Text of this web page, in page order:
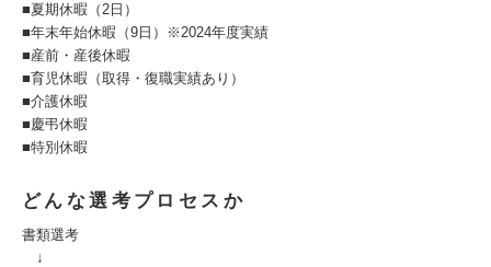
■夏期休暇（2日）
■年末年始休暇（9日）※2024年度実績
■産前・産後休暇
■育児休暇（取得・復職実績あり）
■介護休暇
■慶弔休暇
■特別休暇
どんな選考プロセスか
書類選考
↓